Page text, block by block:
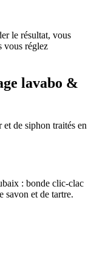
le résultat, vous
vous réglez
lavabo &
de siphon traités en
: bonde clic-clac
savon et de tartre.